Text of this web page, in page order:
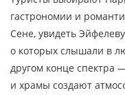
гастрономии и
Сене, увидеть
о которых слышали в
другом конце спектра
и храмы создают